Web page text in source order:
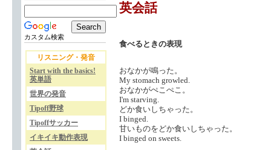
カスタム検索
リスニング・発音
Start with the basics!
英単語
世界の発音
Tipoff野球
Tipoffサッカー
イキイキ動作表現
英会話
食べるときの表現
おなかが鳴った。
My stomach growled.
おなかがぺこぺこ。
I'm starving.
どか食いしちゃった。
I binged.
甘いものをどか食いしちゃった。
I binged on sweets.